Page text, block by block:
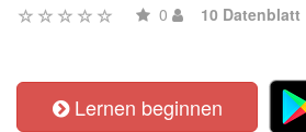
0 10 Datenblatt
Lernen beginnen